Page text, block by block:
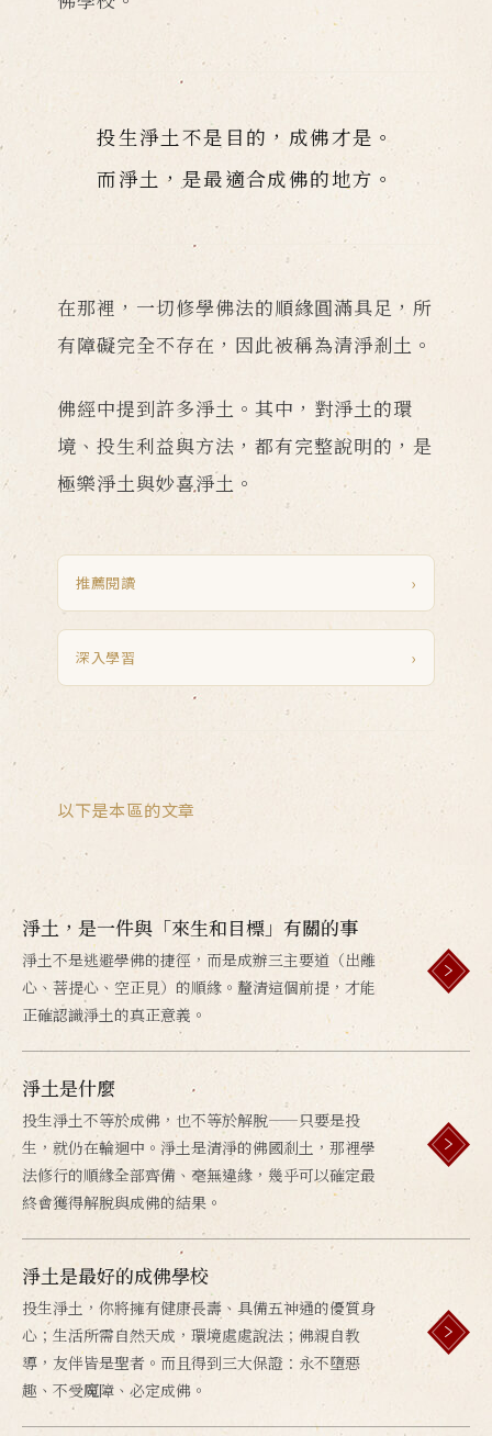
投生淨土不是目的，成佛才是。
而淨土，是最適合成佛的地方。
在那裡，一切修學佛法的順緣圓滿具足，所
有障礙完全不存在，因此被稱為清淨剎土。
佛經中提到許多淨土。其中，對淨土的環
境、投生利益與方法，都有完整說明的，是
極樂淨土與妙喜淨土。
推薦閱讀 ›
深入學習 ›
以下是本區的文章
淨土，是一件與「來生和目標」有關的事
淨土不是逃避學佛的捷徑，而是成辦三主要道（出離
心、菩提心、空正見）的順緣。釐清這個前提，才能
正確認識淨土的真正意義。
淨土是什麼
投生淨土不等於成佛，也不等於解脫——只要是投
生，就仍在輪迴中。淨土是清淨的佛國剎土，那裡學
法修行的順緣全部齊備、毫無違緣，幾乎可以確定最
終會獲得解脫與成佛的結果。
淨土是最好的成佛學校
投生淨土，你將擁有健康長壽、具備五神通的優質身
心；生活所需自然天成，環境處處說法；佛親自教
導，友伴皆是聖者。而且得到三大保證：永不墮惡
趣、不受魔障、必定成佛。